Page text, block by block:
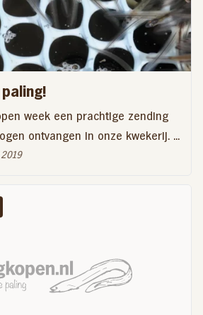
week een prachtige zending
ontvangen in onze kwekerij. ...